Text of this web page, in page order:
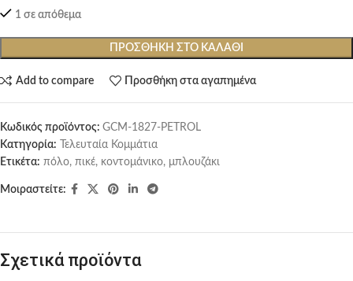
1 σε απόθεμα
ΠΡΟΣΘΉΚΗ ΣΤΟ ΚΑΛΆΘΙ
Add to compare Προσθήκη στα αγαπημένα
Κωδικός προϊόντος: GCM-1827-PETROL
Κατηγορία:
Τελευταία Κομμάτια
Ετικέτα: πόλο, πικέ, κοντομάνικο, μπλουζάκι
Μοιραστείτε:
Σχετικά προϊόντα